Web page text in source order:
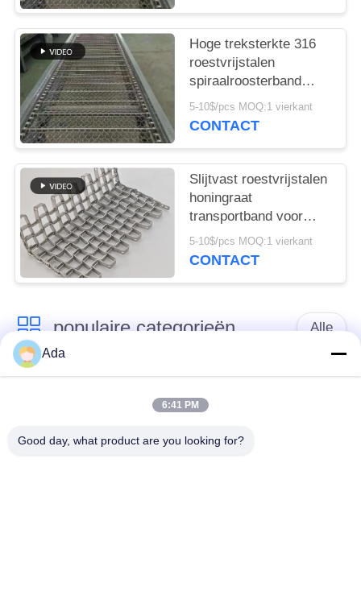
Hoge treksterkte 316
roestvrijstalen
spiraalroosterband
voor
verpakkingsmachines
5-10$/pcs MOQ:1 vierkant
CONTACT
Slijtvast roestvrijstalen
honingraat
transportband voor
chemische industriële
transport
5-10$/pcs MOQ:1 vierkant
CONTACT
populaire categorieën Alle
het netwerkriem van
netwerkriem
Ada
6:41 PM
Good day, what product are you looking for?